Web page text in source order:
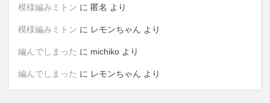
模様編みミトン に 匿名 より
模様編みミトン に レモンちゃん より
編んでしまった に michiko より
編んでしまった に レモンちゃん より